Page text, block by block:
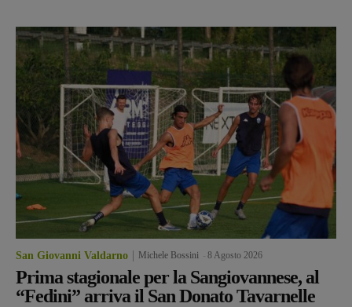
San Giovanni Valdarno Michele Bossini 8 Agosto 2026
Prima stagionale per la Sangiovannese, al
“Fedini” arriva il San Donato Tavarnelle